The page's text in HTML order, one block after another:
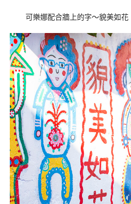
可樂娜配合牆上的字～貌美如